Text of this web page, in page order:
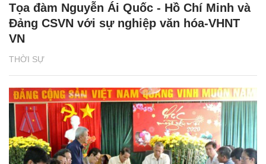
THỜI SỰ
Tọa đàm Nguyễn Ái Quốc - Hồ Chí Minh và
Đảng CSVN với sự nghiệp văn hóa-VHNT
VN